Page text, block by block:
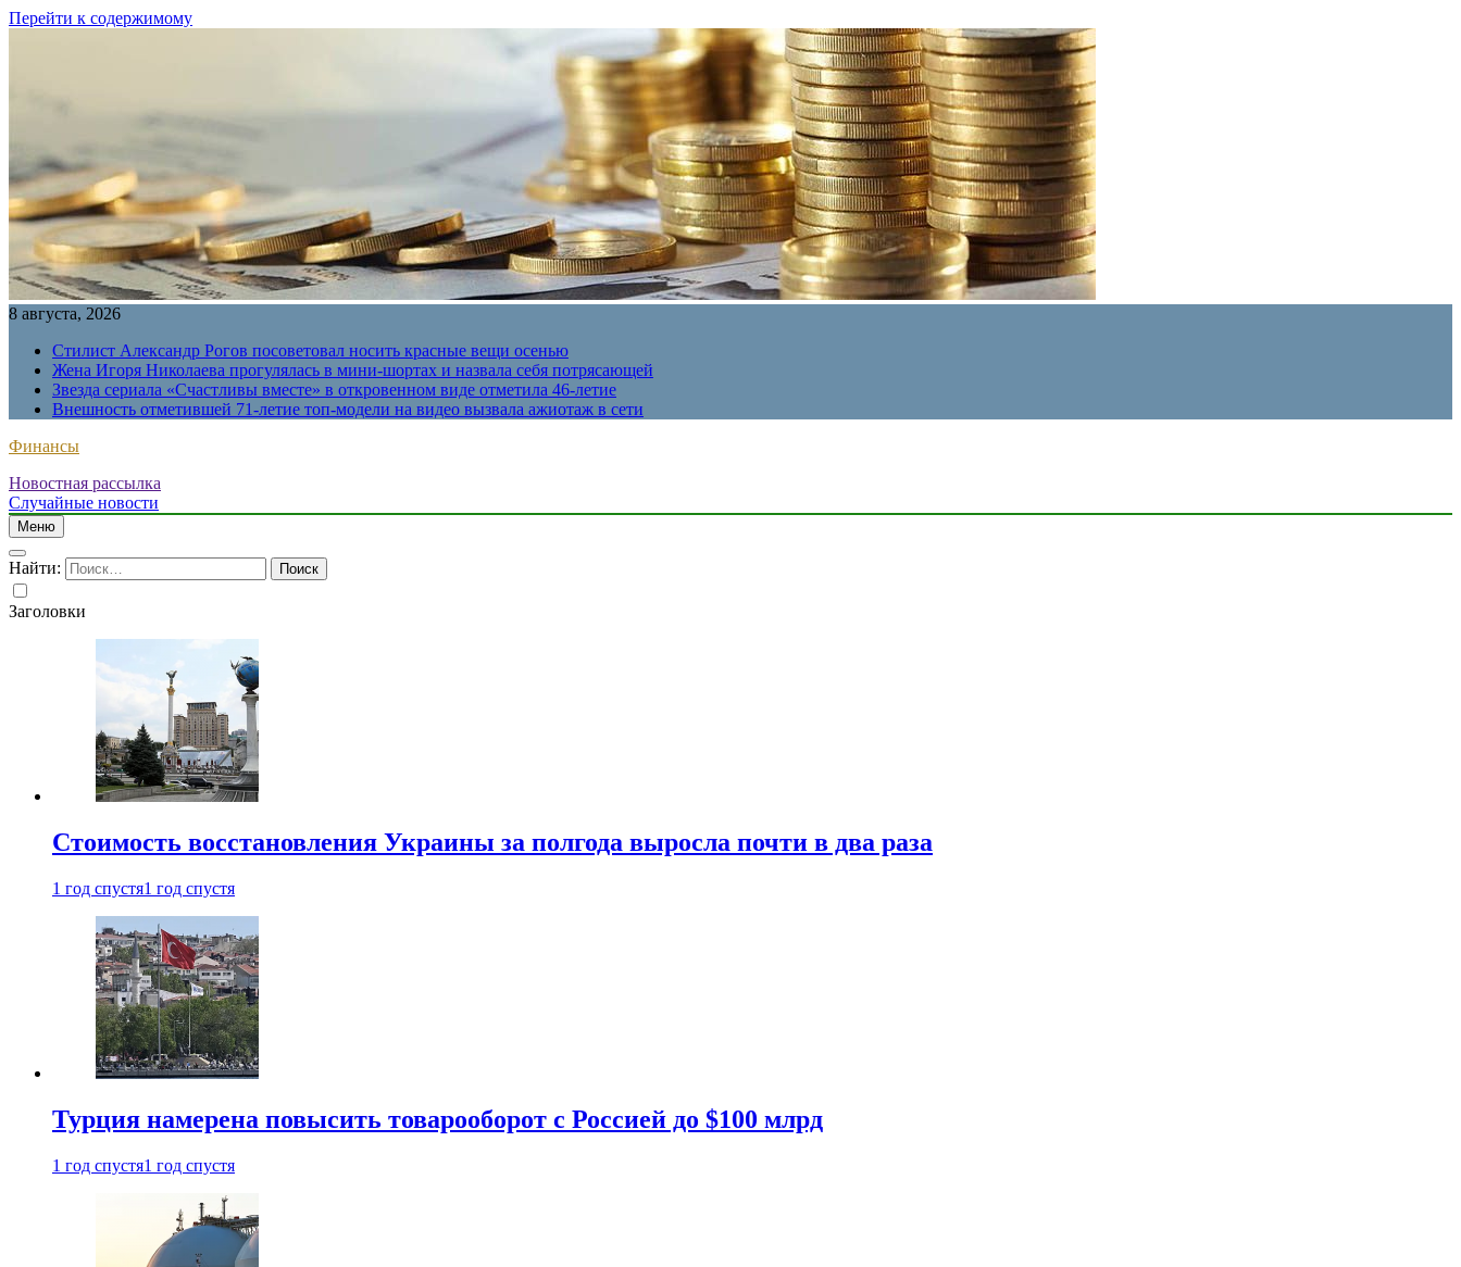
Перейти к содержимому
8 августа, 2026
Стилист Александр Рогов посоветовал носить красные вещи осенью
Жена Игоря Николаева прогулялась в мини-шортах и назвала себя потрясающей
Звезда сериала «Счастливы вместе» в откровенном виде отметила 46-летие
Внешность отметившей 71-летие топ-модели на видео вызвала ажиотаж в сети
Финансы
Новостная рассылка
Случайные новости
Меню
Найти:
Заголовки
Стоимость восстановления Украины за полгода выросла почти в два раза
1 год спустя1 год спустя
Турция намерена повысить товарооборот с Россией до $100 млрд
1 год спустя1 год спустя